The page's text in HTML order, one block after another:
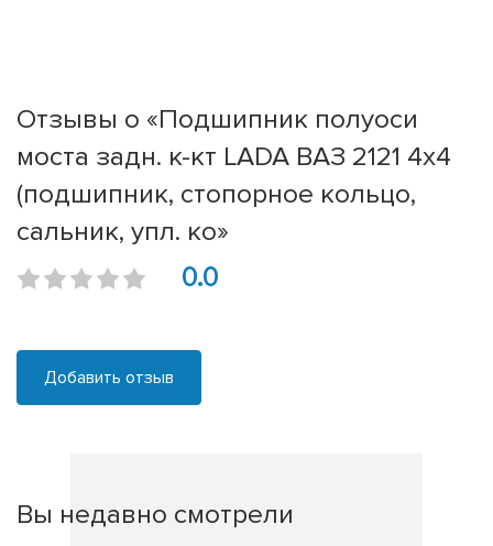
Отзывы о «Подшипник полуоси
моста задн. к-кт LADA ВАЗ 2121 4x4
(подшипник, стопорное кольцо,
сальник, упл. ко»
0.0
Добавить отзыв
Вы недавно смотрели